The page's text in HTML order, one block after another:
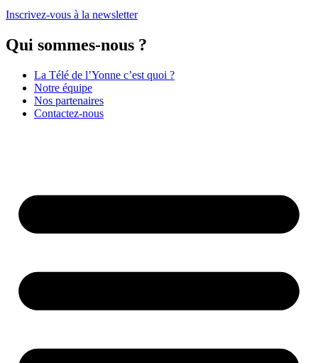
Inscrivez-vous à la newsletter
Qui sommes-nous ?
La Télé de l’Yonne c’est quoi ?
Notre équipe
Nos partenaires
Contactez-nous